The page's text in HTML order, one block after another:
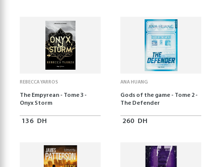
REBECCA YARROS
The Empyrean - Tome 3 -
Onyx Storm
136 DH
ANA HUANG
Gods of the game - Tome 2 -
The Defender
260 DH